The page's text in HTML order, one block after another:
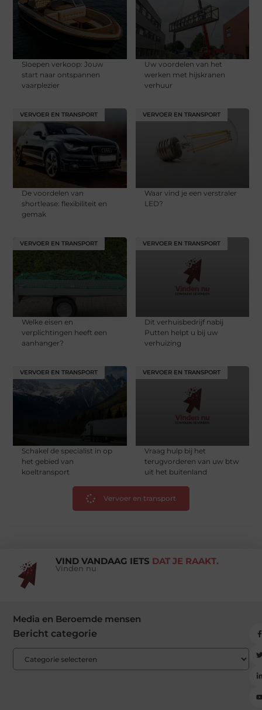
Sloepen verkoop: Jouw
start naar ontspannen
vaarplezier
Uw voordelen van het
werken met hijskranen
verhuur
VERVOER EN TRANSPORT
De voordelen van
shortlease: flexibiliteit en
gemak
VERVOER EN TRANSPORT
Waar vind je een verstraler
LED?
VERVOER EN TRANSPORT
Welke eisen en
verplichtingen heeft een
aanhanger?
VERVOER EN TRANSPORT
Dit verhuisbedrijf nabij
Putten helpt u bij uw
verhuizing
VERVOER EN TRANSPORT
Schakel de specialist in op
het gebied van
koeltransport
VERVOER EN TRANSPORT
Vraag hulp bij het
terugvorderen van uw btw
uit het buitenland
Vervoer en transport
VIND VANDAAG IETS DAT JE RAAKT.
Vinden nu
Media en Beroemde mensen
Bericht categorie